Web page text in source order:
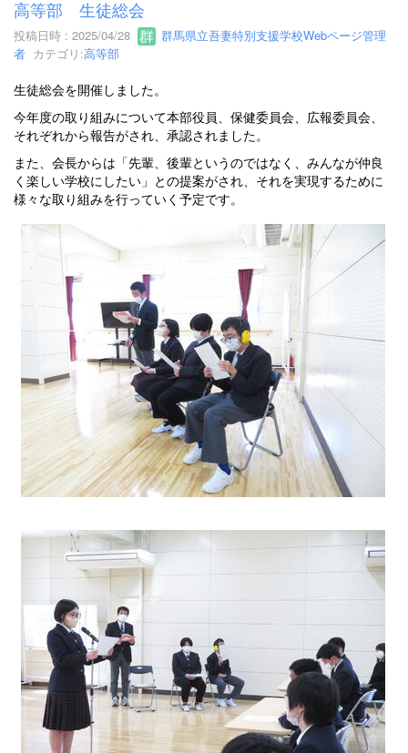
高等部 生徒総会
投稿日時 : 2025/04/28
群馬県立吾妻特別支援学校Webページ管理
者 カテゴリ:高等部
生徒総会を開催しました。
今年度の取り組みについて本部役員、保健委員会、広報委員会、
それぞれから報告がされ、承認されました。
また、会長からは「先輩、後輩というのではなく、みんなが仲良
く楽しい学校にしたい」との提案がされ、それを実現するために
様々な取り組みを行っていく予定です。